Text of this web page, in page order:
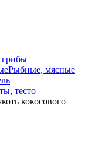
Рыбные, мясные
тесто
кокосового